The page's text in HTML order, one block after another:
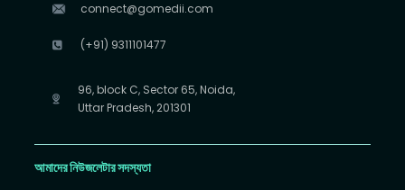
connect@gomedii.com
(+91) 9311101477
96, block C, Sector 65, Noida,
Uttar Pradesh, 201301
আমাদের নিউজলেটার সদস্যতা